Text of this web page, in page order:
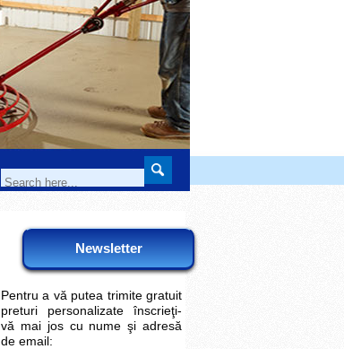
Newsletter
Pentru a vă putea trimite gratuit
preturi personalizate înscrieţi-
vă mai jos cu nume şi adresă
de email: